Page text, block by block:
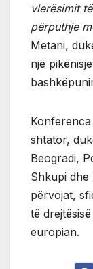
vlerësimit
përputhje
Metani,
një
shtator,
Beogradi,
Shkupi
përvojat,
të
europian.